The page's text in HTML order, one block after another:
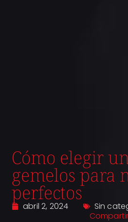
Cómo elegir
gemelos para
perfectos
abril 2, 2024
Sin
Compartir